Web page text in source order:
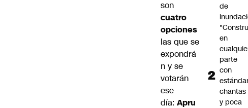
son
cuatro
opciones
las que se
expondrá
n y se
votarán
ese
día: Apru
de
en
parte
con
chantas
y poca